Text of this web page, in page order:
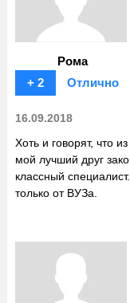
Рома
+ 2
Отлично
16.09.2018
Хоть и говорят, что
мой лучший друг
классный
только от ВУЗа.